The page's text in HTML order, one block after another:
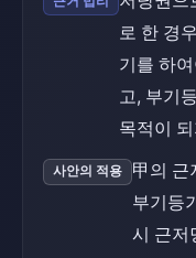
로 한 경
기를 하
고, 부기
목적이
사안의 적용
甲의 근
부기등
시 근저